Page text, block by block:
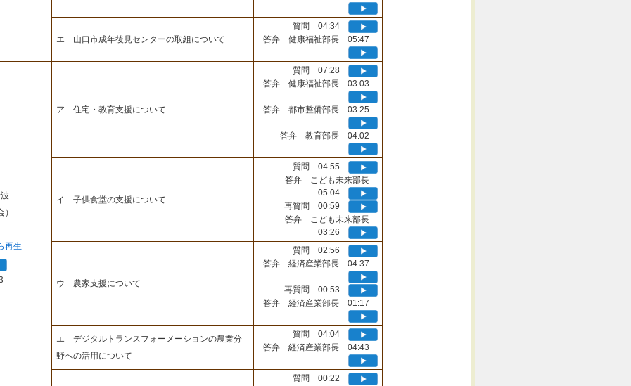
エ 山口市成年後見センターの取組について
質問 04:34
答弁 健康福祉部長 05:47
）
再生
ア 住宅・教育支援について
質問 07:28
答弁 健康福祉部長 03:03
答弁 都市整備部長 03:25
答弁 教育部長 04:02
イ 子供食堂の支援について
質問 04:55
答弁 こども未来部長
05:04
再質問 00:59
答弁 こども未来部長
03:26
ウ 農家支援について
質問 02:56
答弁 経済産業部長 04:37
再質問 00:53
答弁 経済産業部長 01:17
エ デジタルトランスフォーメーションの農業分
野への活用について
質問 04:04
答弁 経済産業部長 04:43
質問 00:22